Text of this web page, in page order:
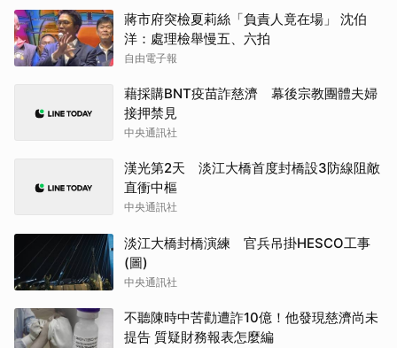
蔣市府突檢夏莉絲「負責人竟在場」 沈伯
洋：處理檢舉慢五、六拍
自由電子報
藉採購BNT疫苗詐慈濟 幕後宗教團體夫婦
接押禁見
中央通訊社
漢光第2天 淡江大橋首度封橋設3防線阻敵
直衝中樞
中央通訊社
淡江大橋封橋演練 官兵吊掛HESCO工事
(圖)
中央通訊社
不聽陳時中苦勸遭詐10億！他發現慈濟尚未
提告 質疑財務報表怎麼編